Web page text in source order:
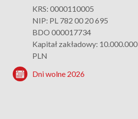
KRS: 0000110005
NIP: PL 782 00 20 695
BDO 000017734
Kapitał zakładowy: 10.000.000
PLN
Dni wolne 2026